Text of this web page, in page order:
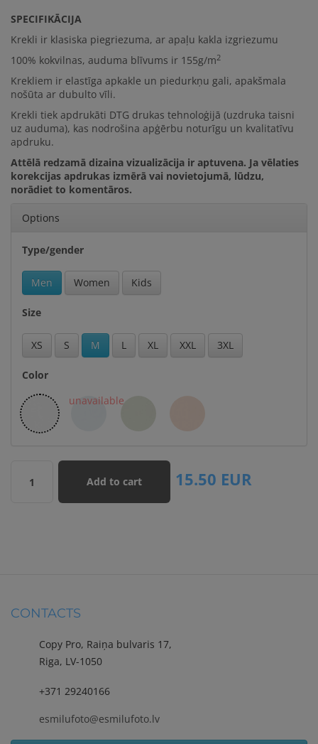
SPECIFIKĀCIJA
Krekli ir klasiska piegriezuma, ar apaļu kakla izgriezumu
100% kokvilnas, auduma blīvums ir 155g/m2
Krekliem ir elastīga apkakle un piedurkņu gali, apakšmala
nošūta ar dubulto vīli.
Krekli tiek apdrukāti DTG drukas tehnoloģijā (uzdruka taisni
uz auduma), kas nodrošina apģērbu noturīgu un kvalitatīvu
apdruku.
Attēlā redzamā dizaina vizualizācija ir aptuvena. Ja vēlaties
korekcijas apdrukas izmērā vai novietojumā, lūdzu,
norādiet to komentāros.
Options
Type/gender
Men Women Kids
Size
XS S M L XL XXL 3XL
Color
1 Add to cart 15.50 EUR
CONTACTS
Copy Pro, Raiņa bulvaris 17,
Riga, LV-1050
+371 29240166
esmilufoto@esmilufoto.lv